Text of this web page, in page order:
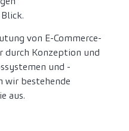
von E-Commerce-
durch Konzeption und
und -
wir bestehende
aus.